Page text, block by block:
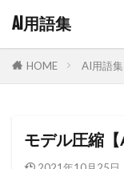
AI用語集
HOME AI用語集
モデル圧縮【